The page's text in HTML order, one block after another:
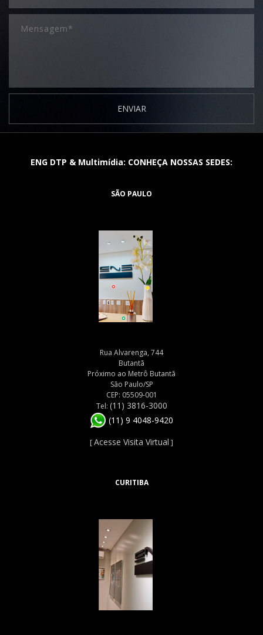
ENVIAR
ENG DTP & Multimídia: CONHEÇA NOSSAS SEDES:
SÃO PAULO
Rua Alvarenga, 744
Butantã
Próximo ao Metrô Butantã
São Paulo/SP
CEP: 05509-001
Tel: (11) 3816-3000
(11) 9 4048-9420
[Acesse Visita Virtual ]
CURITIBA